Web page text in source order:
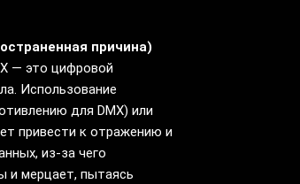
причина)
— это цифровой
Использование
для DMX) или
привести к отражению и
из-за чего
и мерцает, пытаясь